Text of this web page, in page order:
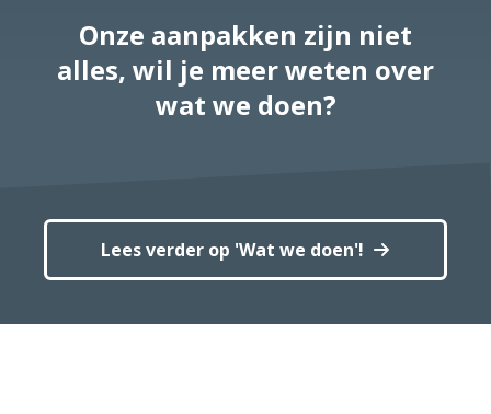
Onze aanpakken zijn niet
alles, wil je meer weten over
wat we doen?
Lees verder op 'Wat we doen'!